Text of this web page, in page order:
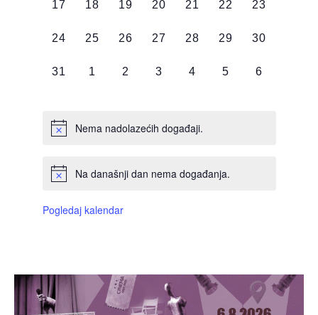
0
17
0
18
0
19
0
20
0
21
0
22
0
23
0
24
0
25
0
26
0
27
0
28
0
29
0
30
0
31
0
1
0
2
0
3
0
4
0
5
0
6
Nema nadolazećih događaji.
Na današnji dan nema događanja.
Pogledaj kalendar